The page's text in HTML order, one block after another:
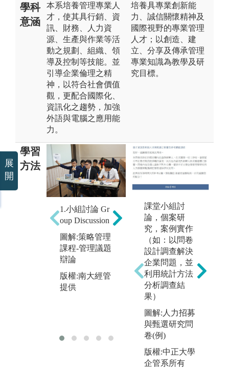
學科
意涵
本系培養管理專業人
才，使其具行銷、資
訊、財務、人力資
源、生產與作業等活
動之規劃、組織、領
導及控制等技能。並
引導企業倫理之精
神，以符合社會價值
觀，更配合國際化、
資訊化之趨勢，加強
外語與電腦之應用能
力。
培養具專業創新能
力、誠信關懷精神及
國際視野的專業管理
人才；以創造、建
立、分享及傳承管理
專業知識為教學及研
究目標。
學習
方法
1.小組討論 Gr
oup Discussion
圖解:策略管理
課程-管理議題
辯論
版權:南大經管
提供
2.個案研究 Cas
e Study
圖解:課程管理
個案簡報
版權:南大經管
提供
課堂小組討
論，個案研
究，案例實作
（如：以問卷
設計調查解決
企業問題，並
利用統計方法
分析調查結
果）
圖解:人力招募
與甄選研究問
卷(例)
版權:中正大學
企管系所有
展
開